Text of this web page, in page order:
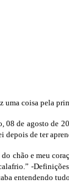
uma coisa pela
08 de agosto de
depois de ter
chão e meu
-
entendendo tudo.